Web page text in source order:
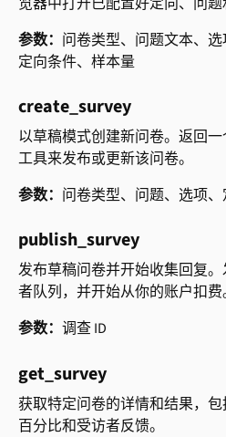
参数： 问卷类型、问题文本、选
定向条件、样本量
create_survey
以草稿模式创建新问卷。返回
工具来发布或更新该问卷。
参数： 问卷类型、问题、选项
publish_survey
发布草稿问卷并开始收集回复
者队列，并开始从你的账户扣费
参数： 调查 ID
get_survey
获取特定问卷的详情和结果，
百分比和受访者反馈。